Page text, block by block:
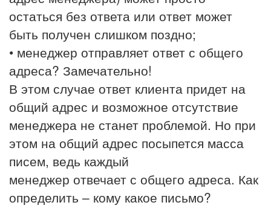
остаться без ответа или ответ может
быть получен слишком поздно;
• менеджер отправляет ответ с общего
адреса? Замечательно!
В этом случае ответ клиента придет на
общий адрес и возможное отсутствие
менеджера не станет проблемой. Но при
этом на общий адрес посыпется масса
писем, ведь каждый
менеджер отвечает с общего адреса. Как
определить – кому какое письмо?